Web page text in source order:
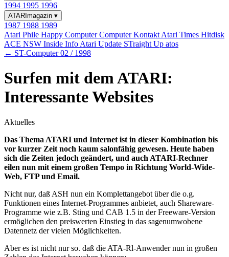
1994 1995 1996
ATARImagazin ▾
1987 1988 1989
Atari Phile Happy ComputerComputer Kontakt Atari Times Hitdisk
ACE NSW Inside Info Atari Update STraight Up atos
← ST-Computer 02 / 1998
Surfen mit dem ATARI:
Interessante Websites
Aktuelles
Das Thema ATARI und Internet ist in dieser Kombination bis
vor kurzer Zeit noch kaum salonfähig gewesen. Heute haben
sich die Zeiten jedoch geändert, und auch ATARI-Rechner
eilen nun mit einem großen Tempo in Richtung World-Wide-
Web, FTP und Email.
Nicht nur, daß ASH nun ein Komplettangebot über die o.g.
Funktionen eines Internet-Programmes anbietet, auch Shareware-
Programme wie z.B. Sting und CAB 1.5 in der Freeware-Version
ermöglichen den preiswerten Einstieg in das sagenumwobene
Datennetz der vielen Möglichkeiten.
Aber es ist nicht nur so. daß die ATA-Rl-Anwender nun in großen